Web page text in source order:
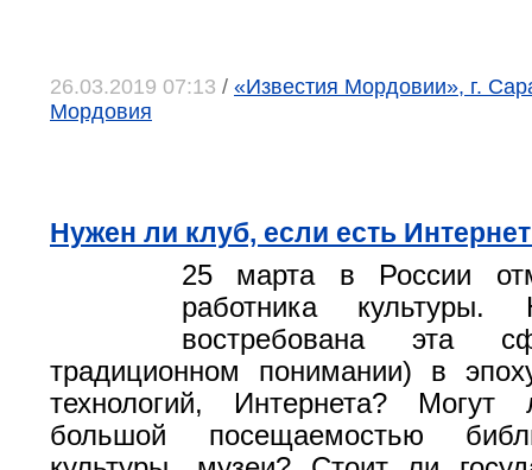
26.03.2019 07:13 / «Известия Мордовии», г.
Мордовия
Нужен ли клуб, если есть
25 марта в России
работника культуры.
востребована эта
традиционном понимании) в
технологий, Интернета? Могут
большой посещаемостью